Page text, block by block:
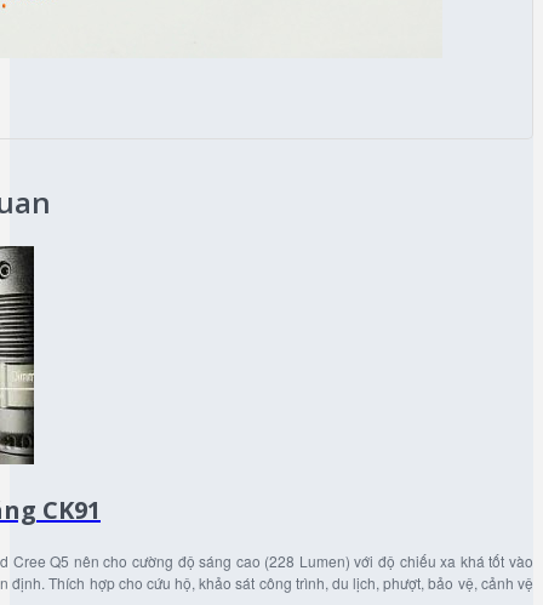
CK91
Cree Q5 nên cho cường độ sáng cao (228 Lumen) với độ chiếu xa khá tốt vào
định. Thích hợp cho cứu hộ, khảo sát công trình, du lịch, phượt, bảo vệ, cảnh vệ